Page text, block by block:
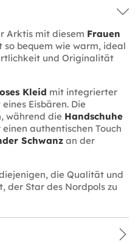
Arktis mit diesem Frauen
so bequem wie warm, ideal
und Originalität
Kleid mit integrierter
Eisbären. Die
während die Handschuhe
authentischen Touch
Schwanzan der
die Qualität und
der Star des Nordpols zu